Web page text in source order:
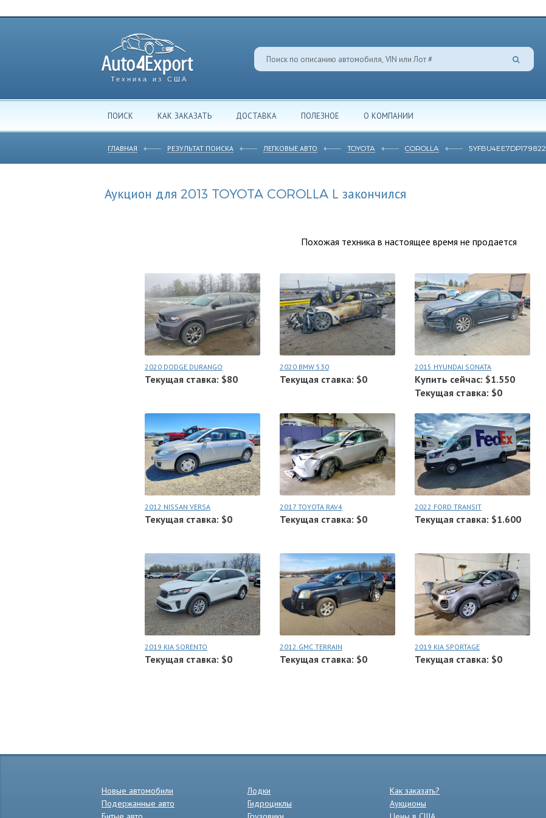
Техника из США
ПОИСК КАК ЗАКАЗАТЬ ДОСТАВКА ПОЛЕЗНОЕ О КОМПАНИИ
ГЛАВНАЯ РЕЗУЛЬТАТ ПОИСКА ЛЕГКОВЫЕ АВТО TOYOTA COROLLA 5YFBU4EE7DP179822
Аукцион для 2013 TOYOTA COROLLA L закончился
Похожая техника в настоящее время не продается
2020 DODGE DURANGO
Текущая ставка: $80
2020 BMW 530
Текущая ставка: $0
2015 HYUNDAI SONATA
Купить сейчас: $1.550
Текущая ставка: $0
2012 NISSAN VERSA
Текущая ставка: $0
2017 TOYOTA RAV4
Текущая ставка: $0
2022 FORD TRANSIT
Текущая ставка: $1.600
2019 KIA SORENTO
Текущая ставка: $0
2012 GMC TERRAIN
Текущая ставка: $0
2019 KIA SPORTAGE
Текущая ставка: $0
Новые автомобили
Подержанные авто
Лодки
Гидроциклы
Как заказать?
Аукционы